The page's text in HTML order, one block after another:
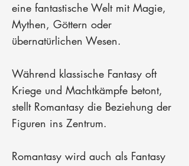
eine fantastische Welt mit Magie,
Mythen, Göttern oder
übernatürlichen Wesen.
Während klassische Fantasy oft
Kriege und Machtkämpfe betont,
stellt Romantasy die Beziehung der
Figuren ins Zentrum.
Romantasy wird auch als Fantasy